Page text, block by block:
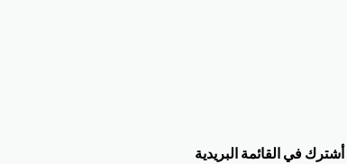
أشترك في القائمة البريدية